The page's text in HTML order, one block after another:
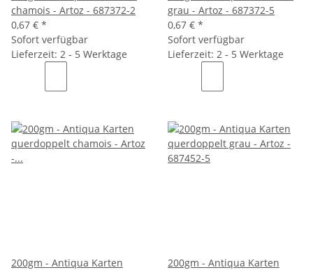
chamois - Artoz - 687372-2
0,67 € *
Sofort verfügbar
Lieferzeit: 2 - 5 Werktage
grau - Artoz - 687372-5
0,67 € *
Sofort verfügbar
Lieferzeit: 2 - 5 Werktage
200gm - Antiqua Karten
200gm - Antiqua Karten